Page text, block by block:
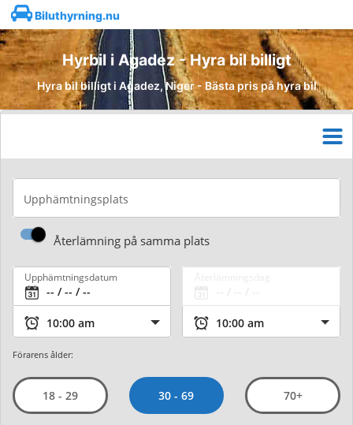
Biluthyrning.nu
Hyrbil i Agadez - Hyra bil billigt
Hyra bil billigt i Agadez, Niger - Bästa pris på hyra bil
Upphämtningsplats
Återlämning på samma plats
Upphämtningsdatum
Förarens ålder:
18 - 29 30 - 69 70+